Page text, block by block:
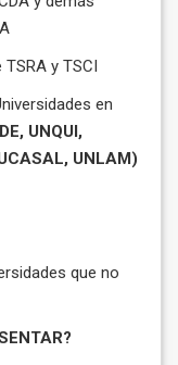
y TSCI
en
UNQUI,
UNLAM)
que no